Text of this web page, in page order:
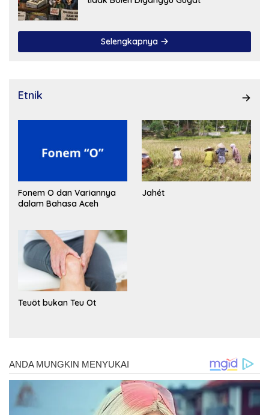
Selengkapnya
Etnik
Fonem O dan Variannya
dalam Bahasa Aceh
Jahét
Teuöt bukan Teu Ot